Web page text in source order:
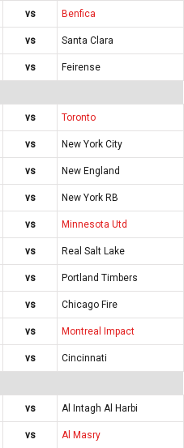
vs
Benfica
vs
Santa Clara
vs Feirense
vs
Toronto
vs
New York City
vs
New England
vs
New York RB
vs
Minnesota Utd
vs
Real Salt Lake
vs
Portland Timbers
vs
Chicago Fire
vs
Montreal Impact
vs Cincinnati
vs
Al Intagh Al Harbi
vs Al Masry